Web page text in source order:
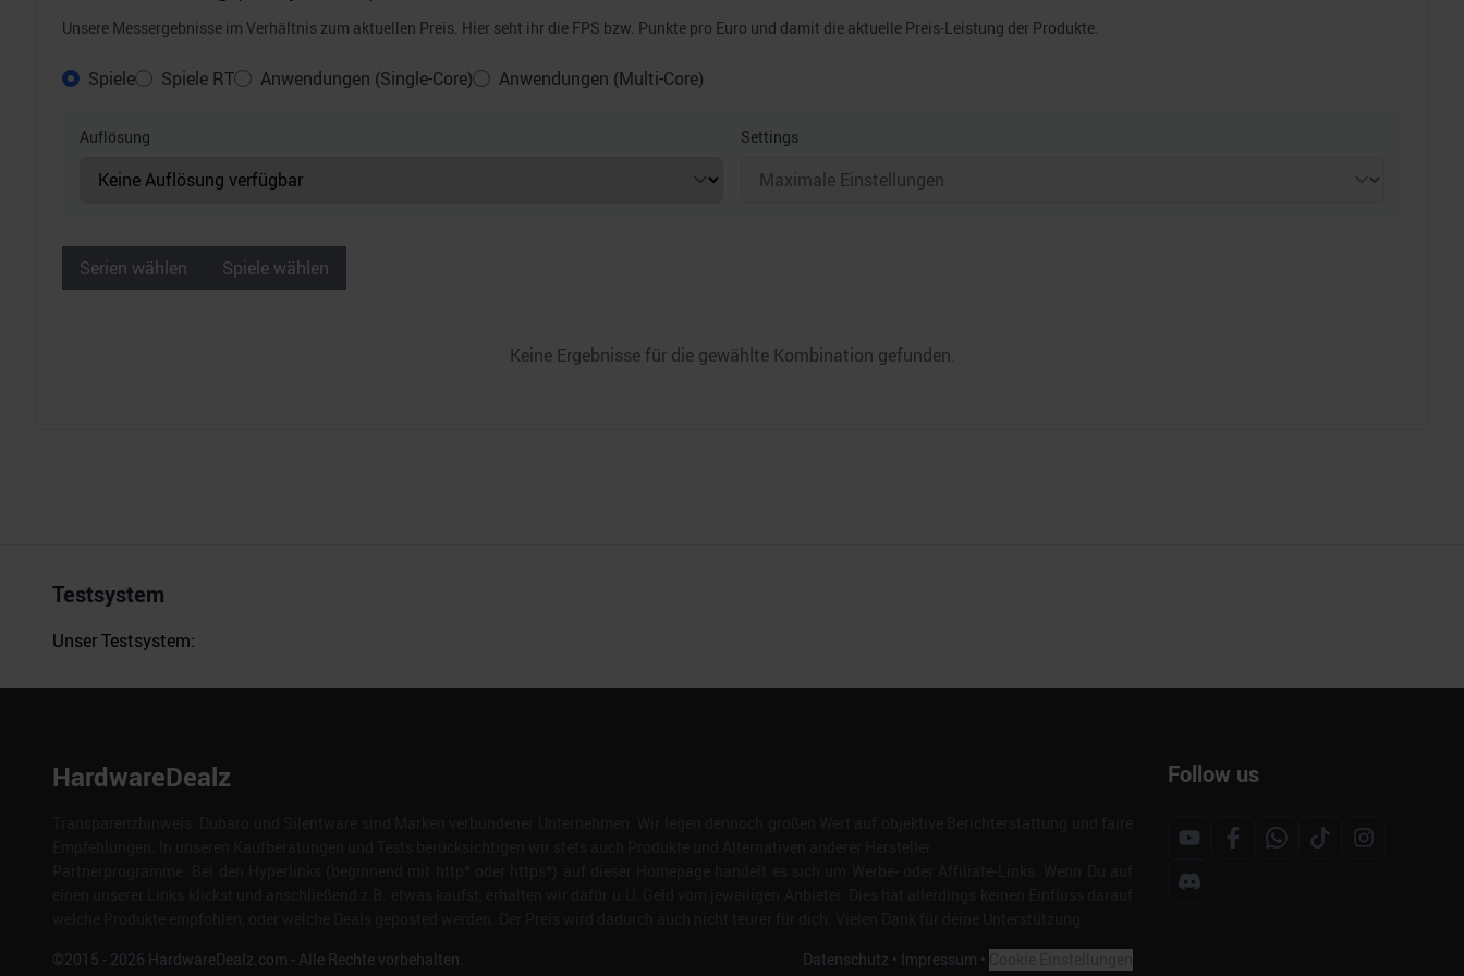
Unsere Messergebnisse im Verhältnis zum aktuellen Preis. Hier seht ihr die FPS bzw. Punkte pro Euro und damit die aktuelle Preis-Leistung der Produkte.
Spiele Spiele RT Anwendungen (Single-Core) Anwendungen (Multi-Core)
Auflösung Settings
Serien wählen Spiele wählen
Keine Ergebnisse für die gewählte Kombination gefunden.
Testsystem
Unser Testsystem:
HardwareDealz
©2015 - 2026 HardwareDealz.com - Alle Rechte vorbehalten. Datenschutz • Impressum •
Follow us